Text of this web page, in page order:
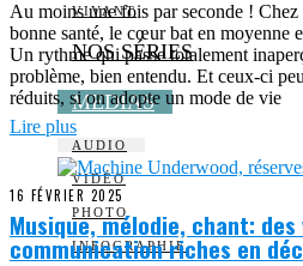
VIVANT
NOS SÉRIES
MEDIAS
AUDIO
VIDÉO
PHOTO
INFOGRAPHIE
Au moins une fois par seconde ! Chez
bonne santé, le cœur bat en moyenne
Un rythme qui passe totalement
problème, bien entendu. Et ceux-ci
réduits, si on adopte un mode de vie
Lire plus
16 FÉVRIER 2025
Musique, mélodie, chant:
communication riches en